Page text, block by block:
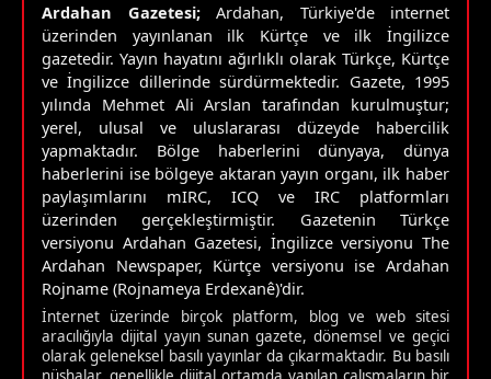
Ardahan Gazetesi;Ardahan, Türkiye'de internet
üzerinden yayınlanan ilk Kürtçe ve ilk İngilizce
gazetedir. Yayın hayatını ağırlıklı olarak Türkçe, Kürtçe
ve İngilizce dillerinde sürdürmektedir. Gazete, 1995
yılında Mehmet Ali Arslan tarafından kurulmuştur;
yerel, ulusal ve uluslararası düzeyde habercilik
yapmaktadır. Bölge haberlerini dünyaya, dünya
haberlerini ise bölgeye aktaran yayın organı, ilk haber
paylaşımlarını mIRC, ICQ ve IRC platformları
üzerinden gerçekleştirmiştir. Gazetenin Türkçe
versiyonu Ardahan Gazetesi, İngilizce versiyonu The
Ardahan Newspaper, Kürtçe versiyonu ise Ardahan
Rojname (Rojnameya Erdexanê)'dir.
İnternet üzerinde birçok platform, blog ve web sitesi
aracılığıyla dijital yayın sunan gazete, dönemsel ve geçici
olarak geleneksel basılı yayınlar da çıkarmaktadır. Bu basılı